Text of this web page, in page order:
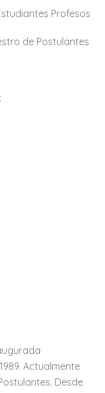
Profesos
de Postulantes
Actualmente
Desde